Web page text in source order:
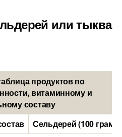
или тыква
продуктов по
витаминному и
составу
Сельдерей (100